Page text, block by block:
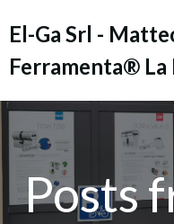
El-Ga Srl -
Ferramenta® La
Posts